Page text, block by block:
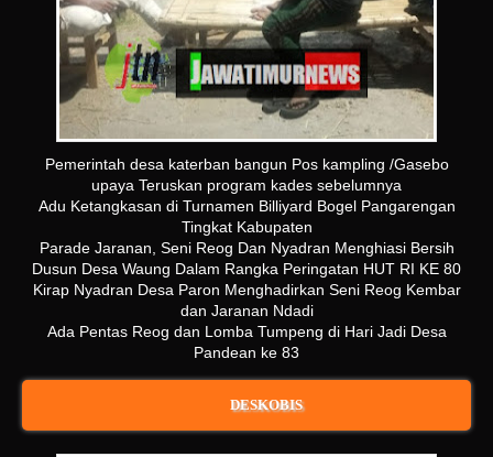
Pemerintah desa katerban bangun Pos kampling /Gasebo
upaya Teruskan program kades sebelumnya
Adu Ketangkasan di Turnamen Billiyard Bogel Pangarengan
Tingkat Kabupaten
Parade Jaranan, Seni Reog Dan Nyadran Menghiasi Bersih
Dusun Desa Waung Dalam Rangka Peringatan HUT RI KE 80
Kirap Nyadran Desa Paron Menghadirkan Seni Reog Kembar
dan Jaranan Ndadi
Ada Pentas Reog dan Lomba Tumpeng di Hari Jadi Desa
Pandean ke 83
DESKOBIS